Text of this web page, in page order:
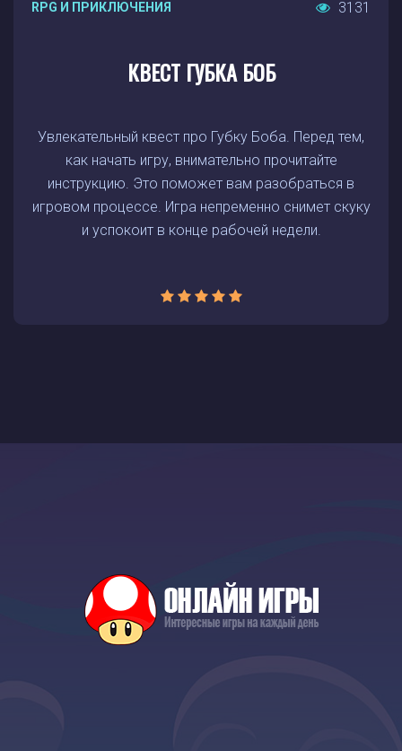
RPG И ПРИКЛЮЧЕНИЯ 3131
КВЕСТ ГУБКА БОБ
Увлекательный квест про Губку Боба. Перед тем,
как начать игру, внимательно прочитайте
инструкцию. Это поможет вам разобраться в
игровом процессе. Игра непременно снимет скуку
и успокоит в конце рабочей недели.